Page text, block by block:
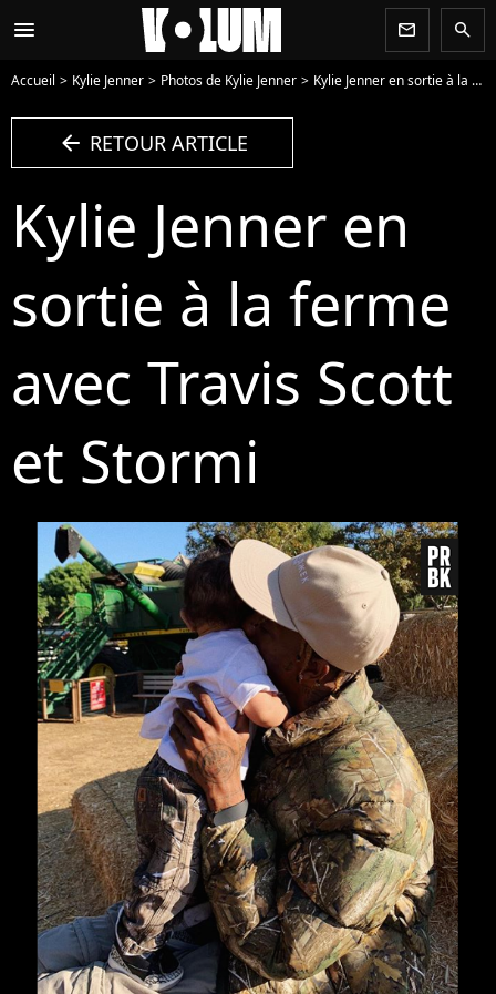
menu newsletter search
Accueil Kylie Jenner Photos de Kylie Jenner Kylie Jenner en sortie à la ferme avec Travis Scott et Stormi - Photo
arrow_left RETOUR ARTICLE
Kylie Jenner en
sortie à la ferme
avec Travis Scott
et Stormi